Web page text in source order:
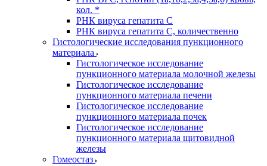
кол. *
РНК вируса гепатита C
РНК вируса гепатита C, количественно
Гистологические исследования пункционного
материала
Гистологическое исследование
пункционного материала молочной железы
Гистологическое исследование
пункционного материала печени
Гистологическое исследование
пункционного материала почек
Гистологическое исследование
пункционного материала щитовидной
железы
Гомеостаз